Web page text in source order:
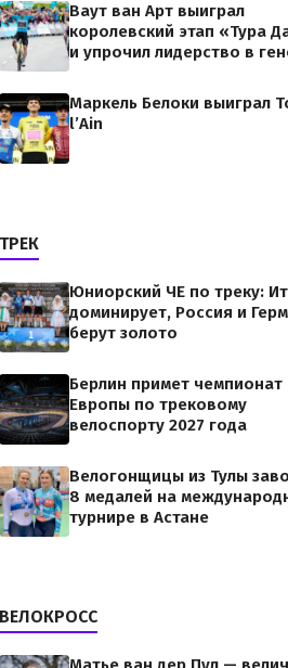
Ваут ван Арт выиграл
королевский этап «Тура
и упрочил лидерство в
Маркель Белоки выиграл
l’Ain
ТРЕК
Юниорский ЧЕ по треку:
доминирует, Россия и
берут золото
Берлин примет чемпионат
Европы по трековому
велоспорту 2027 года
Велогонщицы из Тулы
8 медалей на
турнире в Астане
ВЕЛОКРОСС